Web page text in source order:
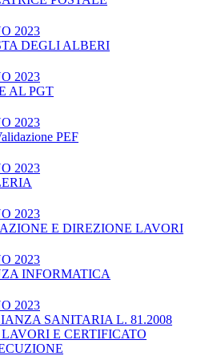
2023
DEGLI ALBERI
2023
AL PGT
2023
PEF
2023
2023
E DIREZIONE LAVORI
2023
INFORMATICA
2023
SANITARIA L. 81.2008
E CERTIFICATO